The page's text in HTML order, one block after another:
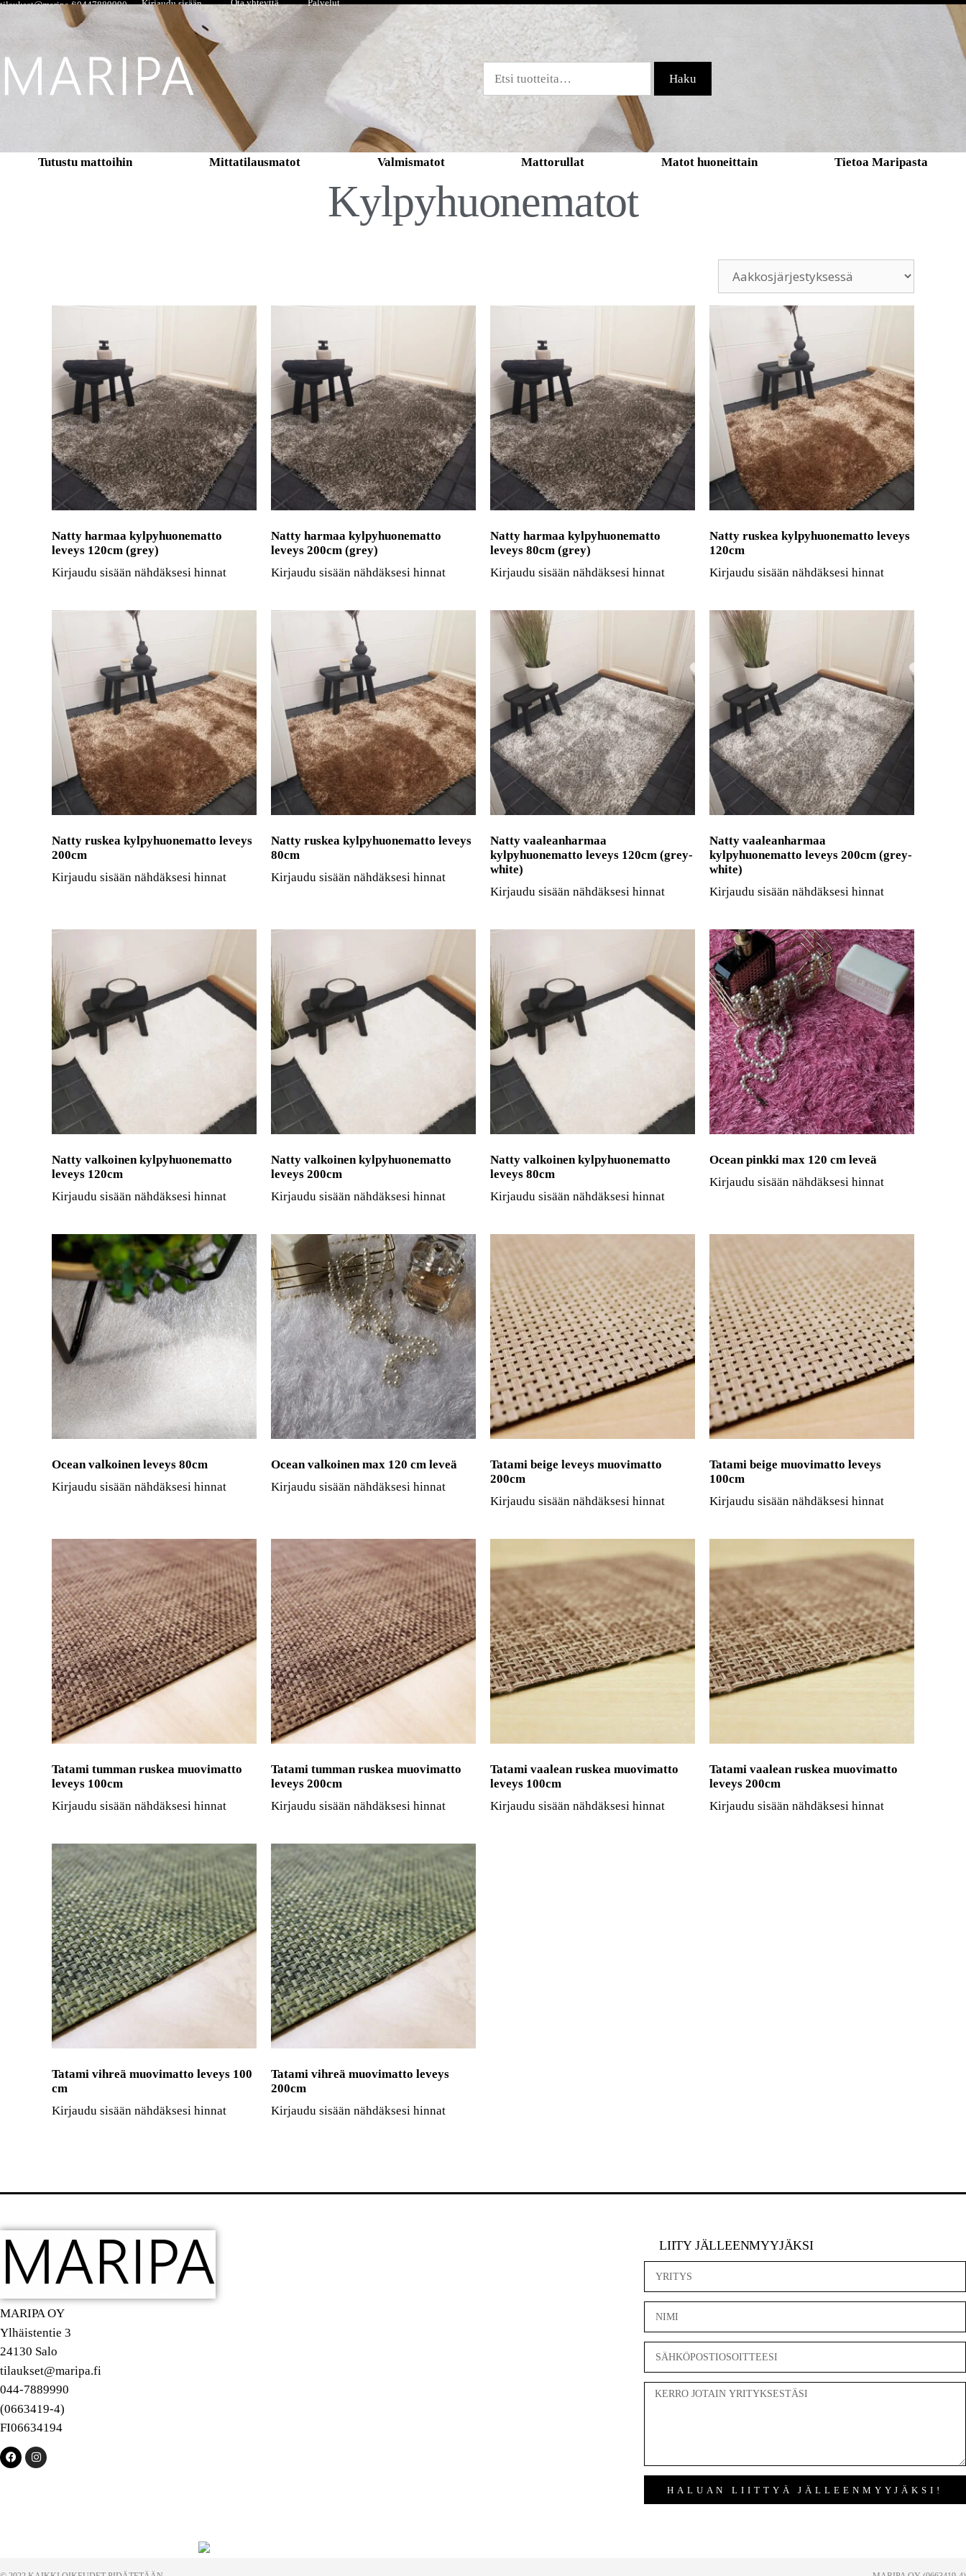
tilaukset@maripa.fi0447889990 Kirjaudu sisään Ota yhteyttä Palvelut
Haku
Tutustu mattoihin Mittatilausmatot Valmismatot Mattorullat Matot huoneittain Tietoa Maripasta
Kylpyhuonematot
Natty harmaa kylpyhuonematto
leveys 120cm (grey)
Kirjaudu sisään nähdäksesi hinnat
Natty harmaa kylpyhuonematto
leveys 200cm (grey)
Kirjaudu sisään nähdäksesi hinnat
Natty harmaa kylpyhuonematto
leveys 80cm (grey)
Kirjaudu sisään nähdäksesi hinnat
Natty ruskea kylpyhuonematto leveys
120cm
Kirjaudu sisään nähdäksesi hinnat
Natty ruskea kylpyhuonematto leveys
200cm
Kirjaudu sisään nähdäksesi hinnat
Natty ruskea kylpyhuonematto leveys
80cm
Kirjaudu sisään nähdäksesi hinnat
Natty vaaleanharmaa
kylpyhuonematto leveys 120cm (grey-
white)
Kirjaudu sisään nähdäksesi hinnat
Natty vaaleanharmaa
kylpyhuonematto leveys 200cm (grey-
white)
Kirjaudu sisään nähdäksesi hinnat
Natty valkoinen kylpyhuonematto
leveys 120cm
Kirjaudu sisään nähdäksesi hinnat
Natty valkoinen kylpyhuonematto
leveys 200cm
Kirjaudu sisään nähdäksesi hinnat
Natty valkoinen kylpyhuonematto
leveys 80cm
Kirjaudu sisään nähdäksesi hinnat
Ocean pinkki max 120 cm leveä
Kirjaudu sisään nähdäksesi hinnat
Ocean valkoinen leveys 80cm
Kirjaudu sisään nähdäksesi hinnat
Ocean valkoinen max 120 cm leveä
Kirjaudu sisään nähdäksesi hinnat
Tatami beige leveys muovimatto
200cm
Kirjaudu sisään nähdäksesi hinnat
Tatami beige muovimatto leveys
100cm
Kirjaudu sisään nähdäksesi hinnat
Tatami tumman ruskea muovimatto
leveys 100cm
Kirjaudu sisään nähdäksesi hinnat
Tatami tumman ruskea muovimatto
leveys 200cm
Kirjaudu sisään nähdäksesi hinnat
Tatami vaalean ruskea muovimatto
leveys 100cm
Kirjaudu sisään nähdäksesi hinnat
Tatami vaalean ruskea muovimatto
leveys 200cm
Kirjaudu sisään nähdäksesi hinnat
Tatami vihreä muovimatto leveys 100
cm
Kirjaudu sisään nähdäksesi hinnat
Tatami vihreä muovimatto leveys
200cm
Kirjaudu sisään nähdäksesi hinnat
MARIPA OY
Ylhäistentie 3
24130 Salo
tilaukset@maripa.fi
044-7889990
(0663419-4)
FI06634194
LIITY JÄLLEENMYYJÄKSI
HALUAN LIITTYÄ JÄLLEENMYYJÄKSI!